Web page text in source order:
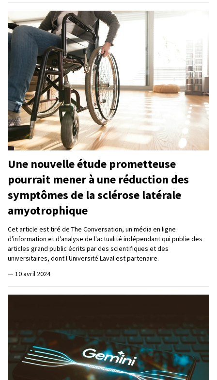
Une nouvelle étude prometteuse
pourrait mener à une réduction des
symptômes de la sclérose latérale
amyotrophique
Cet article est tiré de The Conversation, un média en ligne
d'information et d'analyse de l'actualité indépendant qui publie des
articles grand public écrits par des scientifiques et des
universitaires, dont l'Université Laval est partenaire.
— 10 avril 2024